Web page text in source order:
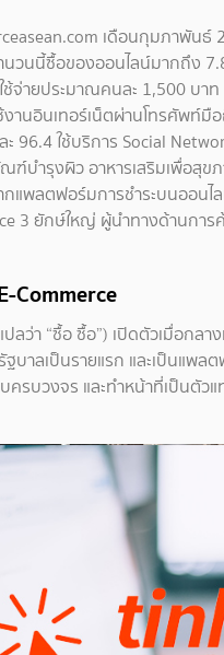
เดือนกุมภาพันธ์
นวนนี้ซื้อของออนไลน์มากถึง
ช้จ่ายประมาณคนละ 1,500 บา
านอินเทอร์เน็ตผ่านโทรศัพท์มื
ะ 96.4 ใช้บริการ Social
ฑ์บำรุงผิว อาหารเสริมเพื่อสุ
กแพลตฟอร์มการชำระบนออน
3 ยักษ์ใหญ่ ผู้นำทางด้านการ
Commerce
ว่า “ซื้อ ซื้อ”) เปิดตัวเมื่อกล
บาลเป็นรายแรก และเป็นแพ
ครบวงจร และทำหน้าที่เป็นตัว